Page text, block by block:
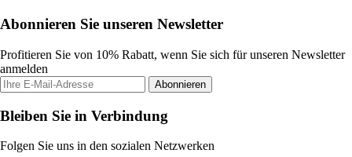
Abonnieren Sie unseren Newsletter
Profitieren Sie von 10% Rabatt, wenn Sie sich für unseren Newsletter
anmelden
Abonnieren
Bleiben Sie in Verbindung
Folgen Sie uns in den sozialen Netzwerken